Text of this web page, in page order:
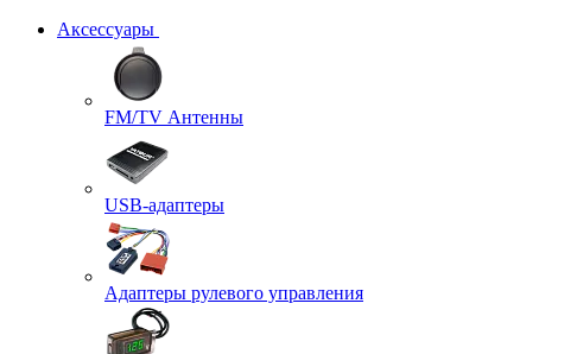
Аксессуары
FM/TV Антенны
USB-адаптеры
Адаптеры рулевого управления